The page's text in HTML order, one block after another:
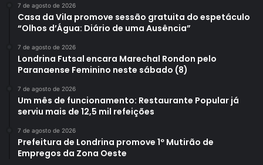
7 de agosto de 2026
Casa da Vila promove sessão gratuita do espetáculo
“Olhos d’Água: Diário de uma Ausência”
7 de agosto de 2026
Londrina Futsal encara Marechal Rondon pelo
Paranaense Feminino neste sábado (8)
7 de agosto de 2026
Um mês de funcionamento: Restaurante Popular já
serviu mais de 12,5 mil refeições
7 de agosto de 2026
Prefeitura de Londrina promove 1º Mutirão de
Empregos da Zona Oeste